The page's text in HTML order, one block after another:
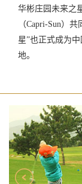
华彬庄园未来之
（Capri-Sun）
星”也正式成为
地。